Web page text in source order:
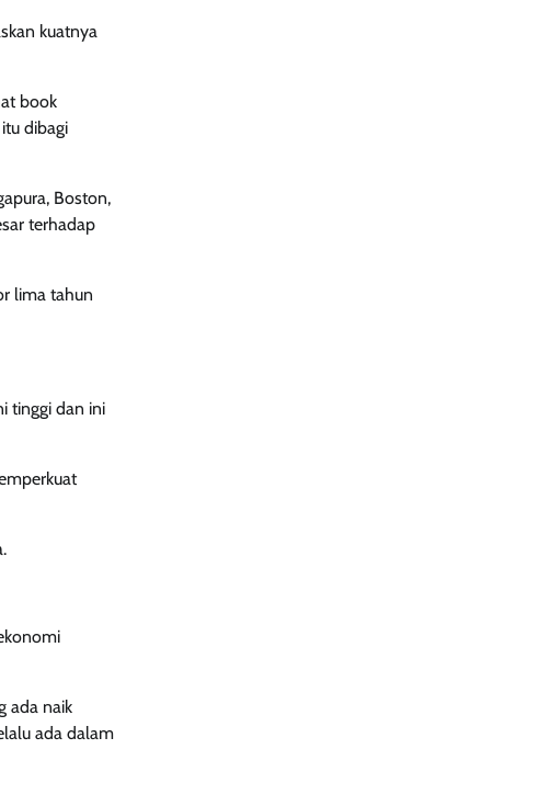
kuatnya
book
dibagi
Boston,
terhadap
lima tahun
tinggi dan ini
ada naik
ada dalam